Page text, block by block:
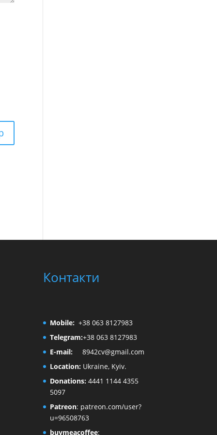
Контакти
Mobile:+38 063 8127983
Telegram:+38 063 8127983
E-mail:
8942cv@gmail.com
Location: Ukraine, Kyiv.
Donations: 4441 1144 4355
5097
Patreon: patreon.com/user?
u=96508763
buymeacoffee: